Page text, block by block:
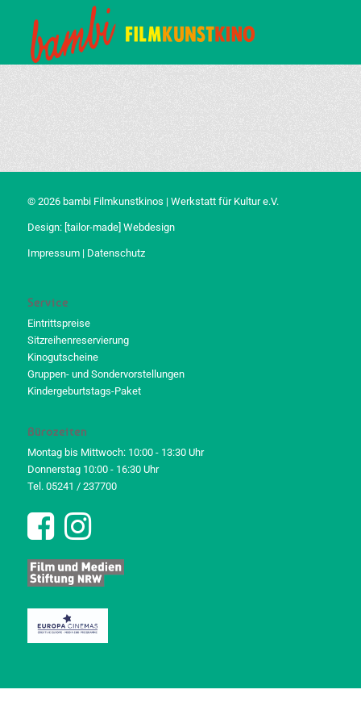
© 2026 bambi Filmkunstkinos | Werkstatt für Kultur e.V.
Design: [tailor-made] Webdesign
Impressum| Datenschutz
Service
Eintrittspreise
Sitzreihenreservierung
Kinogutscheine
Gruppen- und Sondervorstellungen
Kindergeburtstags-Paket
Bürozeiten
Montag bis Mittwoch: 10:00 - 13:30 Uhr
Donnerstag 10:00 - 16:30 Uhr
Tel. 05241 / 237700